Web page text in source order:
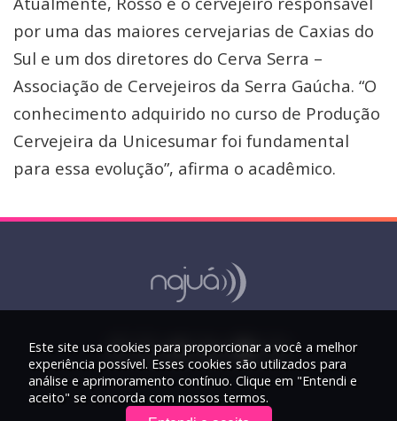
por uma das maiores cervejarias de Caxias do
Sul e um dos diretores do Cerva Serra –
Associação de Cervejeiros da Serra Gaúcha. “O
conhecimento adquirido no curso de Produção
Cervejeira da Unicesumar foi fundamental
para essa evolução”, afirma o acadêmico.
Este site usa cookies para proporcionar a você a melhor
experiência possível. Esses cookies são utilizados para
análise e aprimoramento contínuo. Clique em "Entendi e
aceito" se concorda com nossos termos.